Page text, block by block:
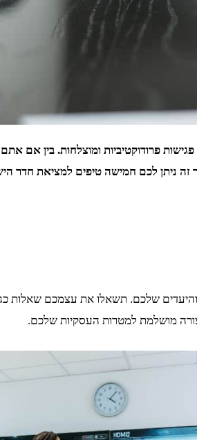
פרודוקטיביות ומוצלחות. בין
ניתן לכם חמישה טיפים למציאת חדר
שלכם. תשאלו את עצמכם שאלות
מושלמת למטרות העסקיות שלכם.